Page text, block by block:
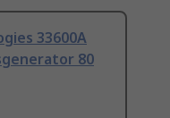
33600A
80